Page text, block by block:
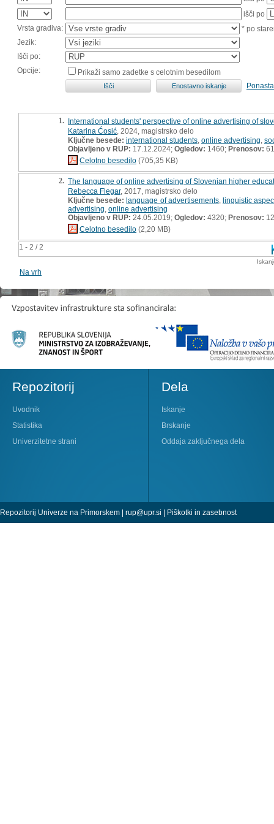
išči po
Vrsta gradiva:
* po
Jezik:
Išči po:
Opcije:
Prikaži samo zadetke s celotnim besedilom
1 - 2 / 2
1. International students' perspective of online advertising of
Katarina Ćosić , 2024, magistrsko delo
Ključne besede: international students online advertising
Objavljeno v RUP: 17.12.2024; Ogledov: 1460; Prenosov: 61
Celotno besedilo (705,35 KB)
2. The language of online advertising of Slovenian higher
Rebecca Flegar, 2017, magistrsko delo
Ključne besede: language of advertisements, linguistic
advertising online advertising
Objavljeno v RUP: 24.05.2019; Ogledov: 4320; Prenosov:
Celotno besedilo (2,20 MB)
Na vrh
Repozitorij
Uvodnik
Statistika
Univerzitetne strani
Dela
Iskanje
Brskanje
Oddaja zaključnega dela
Repozitorij Univerze na Primorskem | rup@upr.si | Piškotki in zasebnost